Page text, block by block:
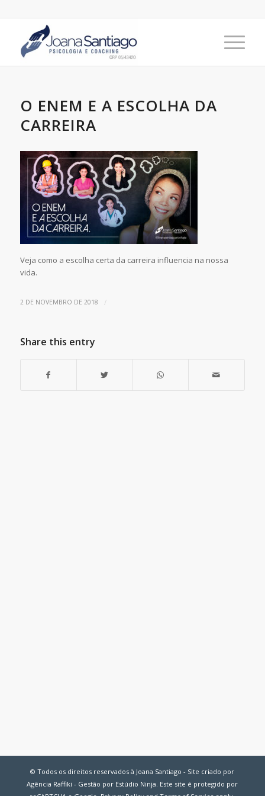
O ENEM E A ESCOLHA DA
CARREIRA
Veja como a escolha certa da carreira influencia na nossa
vida.
2 DE NOVEMBRO DE 2018 /
Share this entry
© Todos os direitos reservados à Joana Santiago - Site criado por
Agência Raffiki - Gestão por Estúdio Ninja. Este site é protegido por